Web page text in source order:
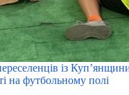
із
на футбольному полі